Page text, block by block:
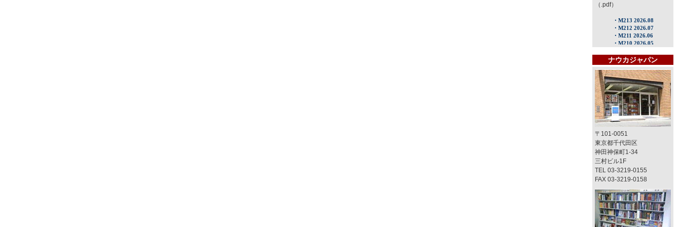
（.pdf）
ナウカジャパン
〒101-0051
東京都千代田区
神田神保町1-34
三村ビル1F
TEL 03-3219-0155
FAX 03-3219-0158